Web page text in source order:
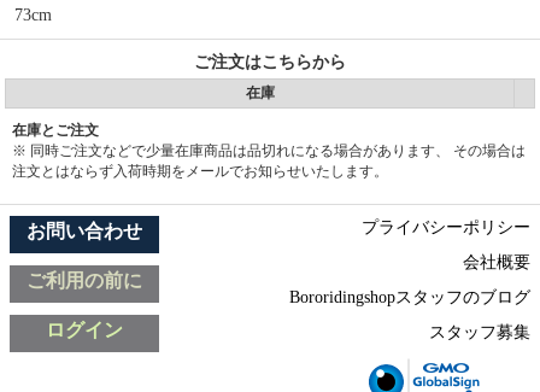
73cm
ご注文はこちらから
在庫
在庫とご注文
※ 同時ご注文などで少量在庫商品は品切れになる場合があります、 その場合は
注文とはならず入荷時期をメールでお知らせいたします。
お問い合わせ
ご利用の前に
ログイン
プライバシーポリシー
会社概要
Bororidingshopスタッフのブログ
スタッフ募集